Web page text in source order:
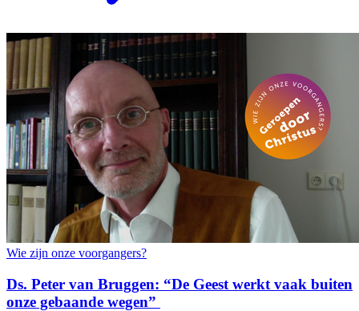
Wie zijn onze voorgangers?
Ds. Peter van Bruggen: “De Geest werkt vaak buiten
onze gebaande wegen”